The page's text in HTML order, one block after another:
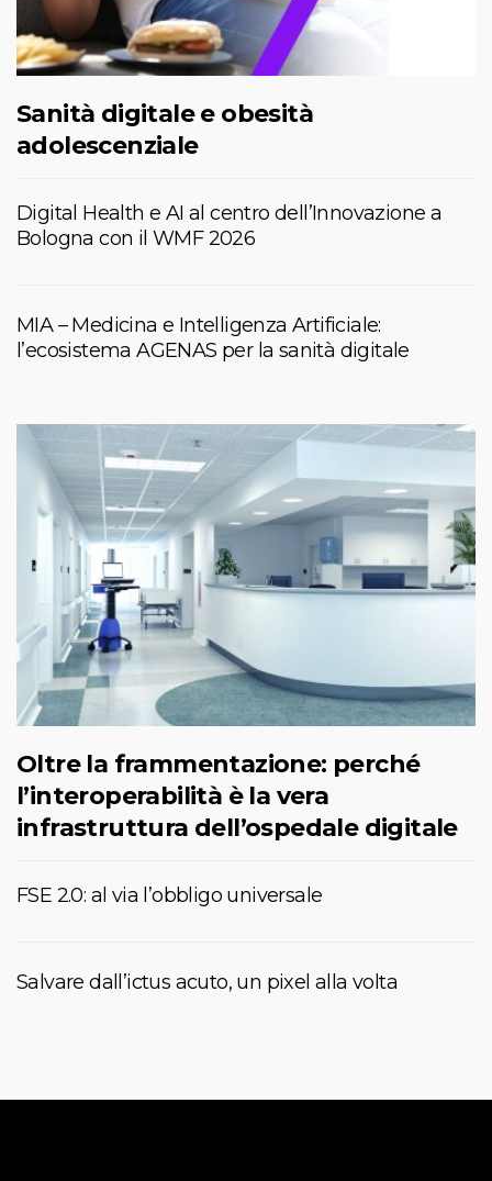
Sanità digitale e obesità
adolescenziale
Digital Health e AI al centro dell’Innovazione a
Bologna con il WMF 2026
MIA – Medicina e Intelligenza Artificiale:
l’ecosistema AGENAS per la sanità digitale
Oltre la frammentazione: perché
l’interoperabilità è la vera
infrastruttura dell’ospedale digitale
FSE 2.0: al via l’obbligo universale
Salvare dall’ictus acuto, un pixel alla volta